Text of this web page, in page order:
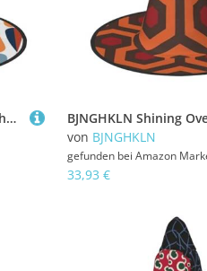
BJNGHKLN Moderner Hexenhut aus der Mitte des Jahrhunderts mit Tropfenformen für Damen, Partyhut für Halloween, Feste, Cosplay, Kostüm-Ensemble
von BJNGHKLN
gefunden bei Amazon
33,93 €